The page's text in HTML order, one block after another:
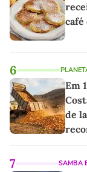
café
6
Em
de
7 SAMBA